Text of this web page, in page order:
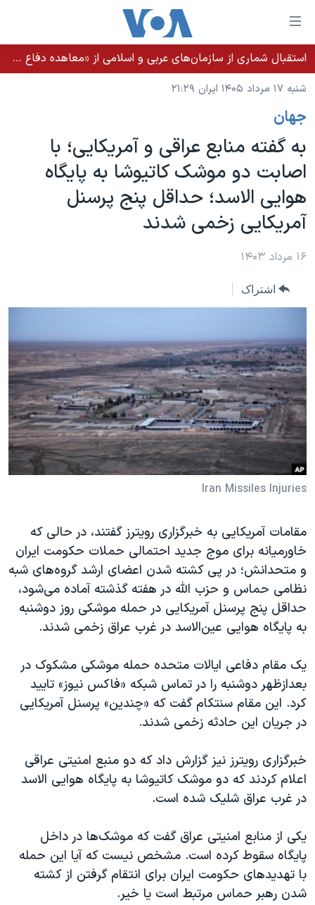
لینکهای
قابل
دسترسی
جهش
محتوای
اصلی
جهش
به
صفحه
اصلی
جهش
به
خانه
نسخه سبک وب‌سایت
موضوع ها
ایران
آمریکا
جهان
ورزشی
گزیده‌ها
حقوق شهروندی
اقتصادی
علم و فناوری
اسرائیل در جنگ
گالری عکس
آرشیو پخش زنده
برنامه های تلویزیونی
جدول برنامه ها
صفحه‌های ویژه
جام جهانی ۲۰۲۶
عملیات خشم حماسی
انتخابات ریاست جمهوری آمریکا ۲۰۲۴
حمله جمهوری اسلامی به اسرائیل
رمز مهسا
ورزش زنان در ایران
اعتراضات زن، زندگی، آزادی
مجموعه مستندهای دادخواهی
دادگاه حمید نوری
چهل سال گروگان‌گیری
قانون شفافیت دارائی کادر رهبری ایران
اعتراضات مردمی آبان ۹۸
اسرائیل در جنگ
نرگس محمدی برنده جایزه نوبل صلح
همایش محافظه‌کاران آمریکا «سی‌پک»
صفحه‌های ویژه
فرکانس‌های صدای آمریکا
پخش رادیویی
یادگیری زبان انگلیسی
زبانهای مختلف
استقبال شماری از سازمان‌های عربی و اسلامی از «معاهده دفاع مشترک مکه»
شنبه ۱۷ مرداد ۱۴۰۵ ایران ۲۱:۲۹
جهان
به گفته منابع عراقی و آمریکایی؛ با
اصابت دو موشک کاتیوشا به پایگاه
هوایی الاسد؛ حداقل پنج پرسنل
آمریکایی زخمی شدند
۱۶ مرداد ۱۴۰۳
اشتراک
Iran Missiles Injuries
مقامات آمریکایی به خبرگزاری رویترز گفتند، در حالی که
خاورمیانه برای موج جدید احتمالی حملات حکومت ایران
و متحدانش؛ در پی کشته شدن اعضای ارشد گروه‌های شبه
نظامی حماس و حزب الله در هفته گذشته آماده می‌شود،
حداقل پنج پرسنل آمریکایی در حمله موشکی روز دوشنبه
به پایگاه هوایی عین‌الاسد در غرب عراق زخمی شدند.
یک مقام دفاعی ایالات متحده حمله موشکی مشکوک در
بعدازظهر دوشنبه را در تماس شبکه «فاکس نیوز» تایید
کرد. این مقام سنتکام گفت که «چندین» پرسنل آمریکایی
در جریان این حادثه زخمی شدند.
خبرگزاری رویترز نیز گزارش داد که دو منبع امنیتی عراقی
اعلام کردند که دو موشک کاتیوشا به پایگاه هوایی الاسد
در غرب عراق شلیک شده است.
یکی از منابع امنیتی عراق گفت که موشک‌ها در داخل
پایگاه سقوط کرده است. مشخص نیست که آیا این حمله
با تهدیدهای حکومت ایران برای انتقام گرفتن از کشته
شدن رهبر حماس مرتبط است یا خیر.